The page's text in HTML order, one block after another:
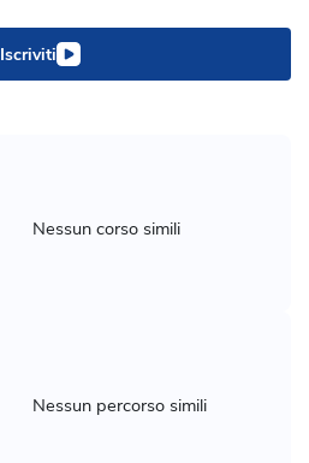
Iscriviti
Nessun corso simili
Nessun percorso simili